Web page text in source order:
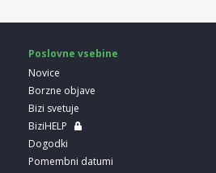
Poslovne vsebine
Novice
Borzne objave
Bizi svetuje
BiziHELP
Dogodki
Pomembni datumi